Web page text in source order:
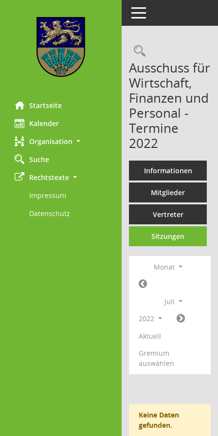
Startseite
Kalender
Organisation
Suche
Rechtstexte
Impressum
Datenschutz
Toggle navigation
Ausschuss für
Wirtschaft,
Finanzen und
Personal -
Termine
2022
Informationen
Mitglieder
Vertreter
Sitzungen
Monat
Juli
2022
Aktuell
Gremium
auswählen
Keine Daten
gefunden.